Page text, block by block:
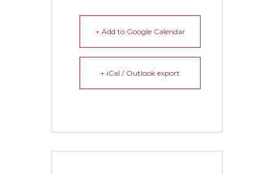
+ Add to Google Calendar
+ iCal / Outlook export